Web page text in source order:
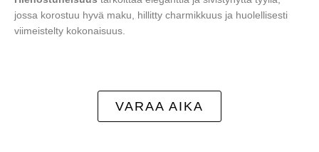
jossa korostuu hyvä maku, hillitty charmikkuus ja huolellisesti
viimeistelty kokonaisuus.
VARAA AIKA